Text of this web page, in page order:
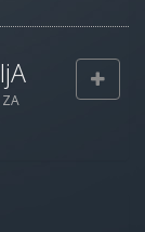
ZA